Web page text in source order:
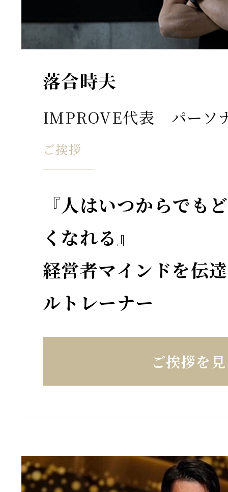
落合時夫
IMPROVE代表 パーソ
ご挨拶
『人はいつからでも
くなれる』
経営者マインドを伝
ルトレーナー
ご挨拶を